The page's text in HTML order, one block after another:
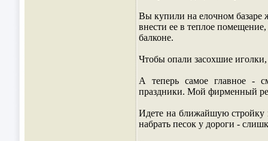
Вы купили на елочном базаре
внести ее в теплое
балконе.
Чтобы опали засохшие
А теперь самое главное -
праздники. Мой фирменный
Идете на ближайшую стройку
набрать песок у дороги -